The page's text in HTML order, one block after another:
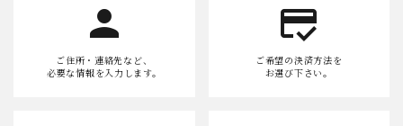
person
ご住所・連絡先など、
必要な情報を入力します。
credit_score
ご希望の決済方法を
お選び下さい。